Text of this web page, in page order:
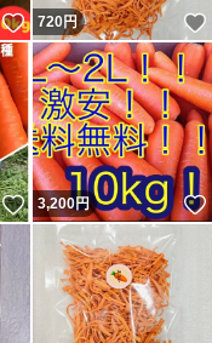
いいね！
720円
いいね！
3,200円